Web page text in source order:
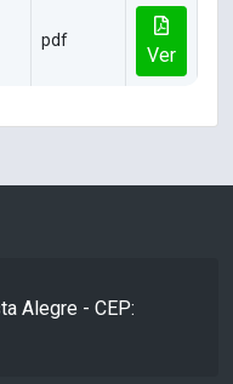
pdf
Ver
Alegre - CEP: